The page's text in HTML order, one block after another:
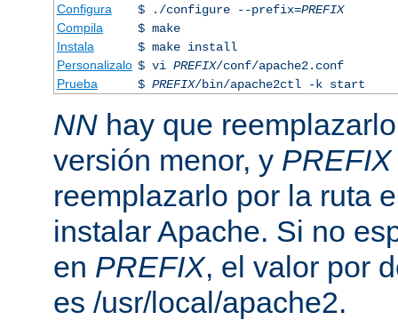
Configura
$ ./configure --prefix=PREFIX
Compila
$ make
Instala
$ make install
Personalizalo $ vi PREFIX/conf/apache2.conf
Prueba
$ PREFIX/bin/apache2ctl -k start
NN hay que
versión menor, y PREFIX
reemplazarlo por la ruta
instalar Apache. Si no
en PREFIX, el valor por
es /usr/local/apache2.